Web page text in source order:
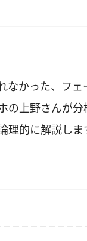
なかった、フ
の上野さんが
理的に解説しま